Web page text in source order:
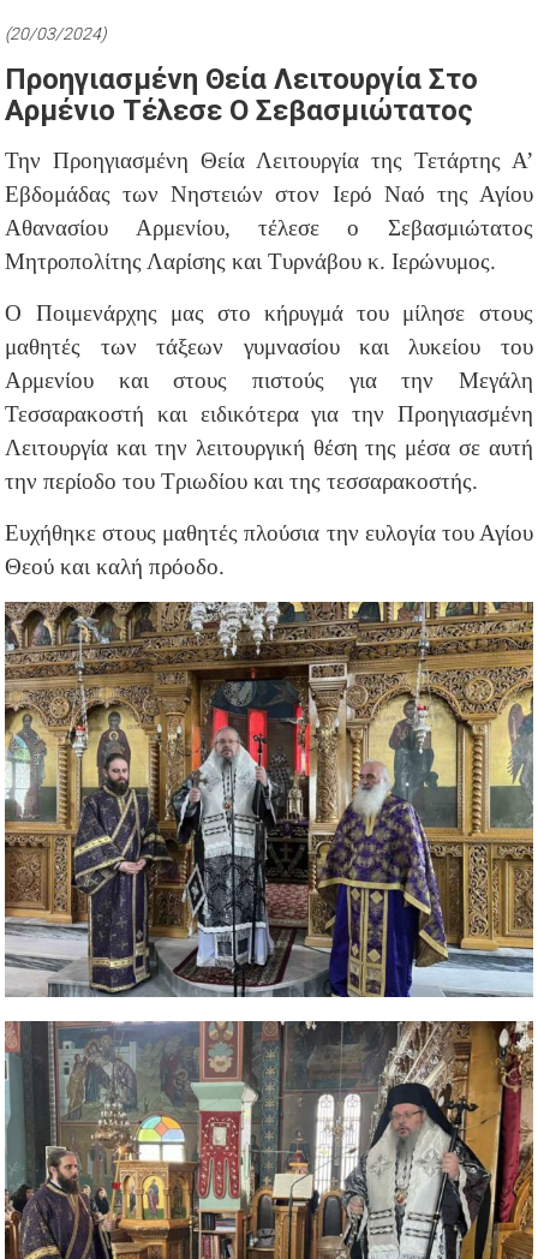
(20/03/2024)
Προηγιασμένη Θεία Λειτουργία Στο
Αρμένιο Τέλεσε Ο Σεβασμιώτατος
Την Προηγιασμένη Θεία Λειτουργία της Τετάρτης Α’
Εβδομάδας των Νηστειών στον Ιερό Ναό της Αγίου
Αθανασίου Αρμενίου, τέλεσε ο Σεβασμιώτατος
Μητροπολίτης Λαρίσης και Τυρνάβου κ. Ιερώνυμος.
Ο Ποιμενάρχης μας στο κήρυγμά του μίλησε στους
μαθητές των τάξεων γυμνασίου και λυκείου του
Αρμενίου και στους πιστούς για την Μεγάλη
Τεσσαρακοστή και ειδικότερα για την Προηγιασμένη
Λειτουργία και την λειτουργική θέση της μέσα σε αυτή
την περίοδο του Τριωδίου και της τεσσαρακοστής.
Ευχήθηκε στους μαθητές πλούσια την ευλογία του Αγίου
Θεού και καλή πρόοδο.